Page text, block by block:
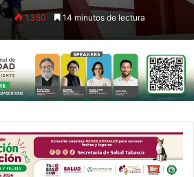
1.350 14 minutos de lectura